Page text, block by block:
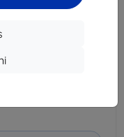
7 011 Ft/db